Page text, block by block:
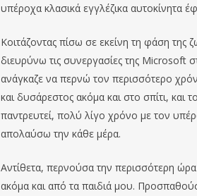
υπέροχα κλασικά εγγλέζικα αυτοκίνητα
Κοιτάζοντας πίσω σε εκείνη τη φάση
διευρύνω τις συνεργασίες της
ανάγκαζε να περνώ τον περισσότερο
και δυσάρεστος ακόμα και στο σπίτι,
παντρευτεί, πολύ λίγο χρόνο με τον
απολαύσω την κάθε μέρα.
Αντίθετα, περνούσα την περισσότερη ώρα
ακόμα και από τα παιδιά μου.